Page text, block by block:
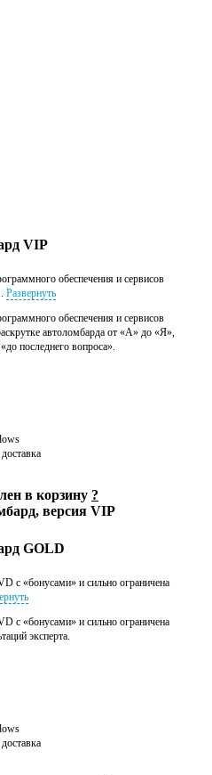
VIP
обеспечения и сервисов
Развернуть
обеспечения и сервисов
автоломбарда от «А» до «Я»,
последнего вопроса».
в корзину ?
версия VIP
GOLD
с «бонусами» и сильно ограничена
с «бонусами» и сильно ограничена
эксперта.